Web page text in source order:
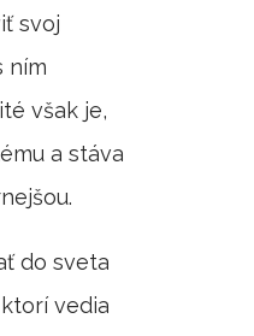
svoj
ním
však je,
a stáva
do sveta
vedia